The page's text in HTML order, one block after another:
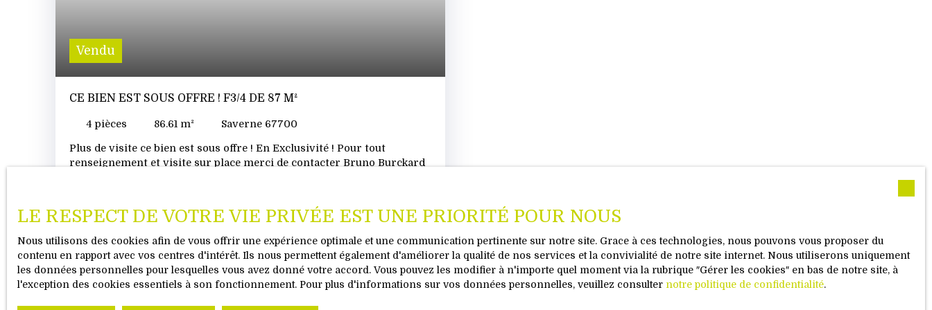
Vendu
CE BIEN EST SOUS OFFRE ! F3/4 DE 87 M²
4 pièces 86.61 m² Saverne 67700
Plus de visite ce bien est sous offre ! En Exclusivité ! Pour tout
renseignement et visite sur place merci de contacter Bruno Burckard
vous séduire par ce bel appartement 3/4 pièces d'une surface de 87 m²
avec terrasse de 8 m² orientée Sud/Ouest et située au 3ème étage avec
ascenseur. Ce bien est composé d'une entrée avec toilette séparé, une
cuisine équipée suivie d'un séjour de 24 m² donnant sur la terrasse
avec une vue très agréable. A droite une grande chambre de 20 m²
pouvant être scindée en 2 ou ouvert pour un séjour de 44 m². Une
2ème chambre de 14 m² et une salle d'eau complète ce niveau. cetVisionnez la vidéo de notre philosophie
LE RESPECT DE VOTRE VIE PRIVÉE EST UNE PRIORITÉ POUR NOUS
Nous utilisons des cookies afin de vous offrir une expérience optimale et une communication pertinente sur notre site. Grace à ces technologies, nous pouvons vous proposer du
contenu en rapport avec vos centres d'intérêt. Ils nous permettent également d'améliorer la qualité de nos services et la convivialité de notre site internet. Nous utiliserons uniquement
les données personnelles pour lesquelles vous avez donné votre accord. Vous pouvez les modifier à n'importe quel moment via la rubrique ″Gérer les cookies″ en bas de notre site, à
l'exception des cookies essentiels à son fonctionnement. Pour plus d'informations sur vos données personnelles, veuillez consulter notre politique de confidentialité.